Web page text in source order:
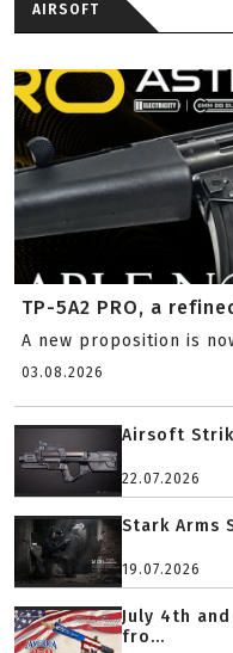
AIRSOFT
TP-5A2 PRO, a
A new proposition is
03.08.2026
Airsoft
22.07.2026
Stark Arms
19.07.2026
July 4th
fro...